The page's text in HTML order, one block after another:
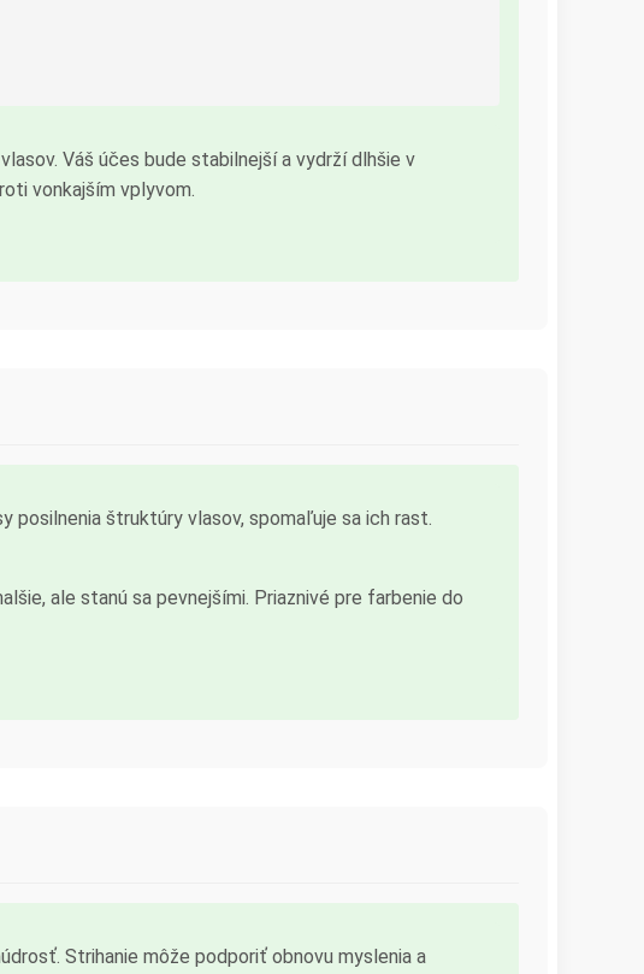
Váš účes bude stabilnejší a vydrží dlhšie v
vonkajším vplyvom.
posilnenia štruktúry vlasov, spomaľuje sa ich rast.
ale stanú sa pevnejšími. Priaznivé pre farbenie do
Strihanie môže podporiť obnovu myslenia a